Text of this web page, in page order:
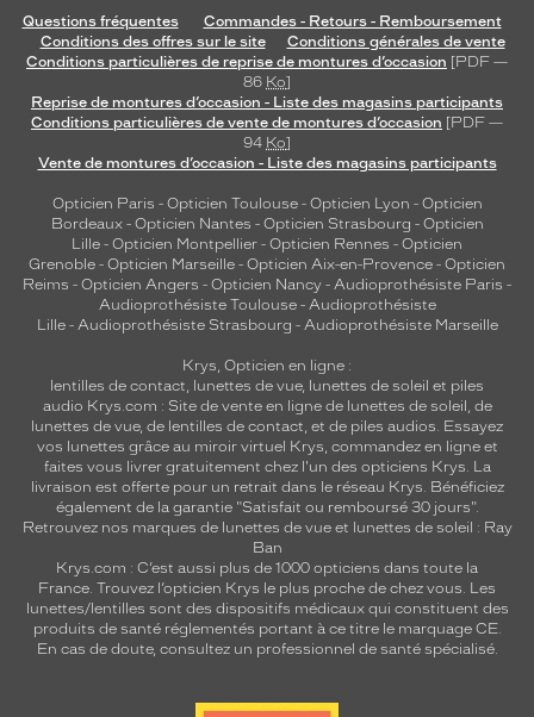
Questions fréquentes
Commandes - Retours - Remboursement
Conditions des offres sur le site
Conditions générales de vente
Conditions particulières de reprise de montures d’occasion [PDF —
86 Ko]
Reprise de montures d’occasion - Liste des magasins participants
Conditions particulières de vente de montures d’occasion [PDF —
94 Ko]
Vente de montures d’occasion - Liste des magasins participants
Opticien Paris - Opticien Toulouse- Opticien Lyon - Opticien
Bordeaux- Opticien Nantes - Opticien Strasbourg - Opticien
Lille - Opticien Montpellier - Opticien Rennes - Opticien
Grenoble - Opticien Marseille - Opticien Aix-en-Provence - Opticien
Reims - Opticien Angers - Opticien Nancy - Audioprothésiste Paris -
Audioprothésiste Toulouse- Audioprothésiste
Lille- Audioprothésiste Strasbourg - Audioprothésiste Marseille
Krys, Opticien en ligne :
lentilles de contact, lunettes de vue, lunettes de soleil et piles
audio Krys.com : Site de vente en ligne de lunettes de soleil, de
lunettes de vue, de lentilles de contact, et de piles audios. Essayez
vos lunettes grâce au miroir virtuel Krys, commandez en ligne et
faites vous livrer gratuitement chez l'un des opticiens Krys. La
livraison est offerte pour un retrait dans le réseau Krys. Bénéficiez
également de la garantie "Satisfait ou remboursé 30 jours".
Retrouvez nos marques de lunettes de vue et lunettes de soleil : Ray
Ban
Krys.com : C’est aussi plus de 1000 opticiens dans toute la
France. Trouvez l’opticien Krys le plus proche de chez vous. Les
lunettes/lentilles sont des dispositifs médicaux qui constituent des
produits de santé réglementés portant à ce titre le marquage CE.
En cas de doute, consultez un professionnel de santé spécialisé.